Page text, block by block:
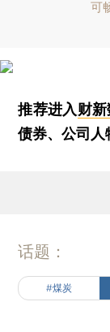
可
推荐进入财
债券、公司人
话题：
#煤炭